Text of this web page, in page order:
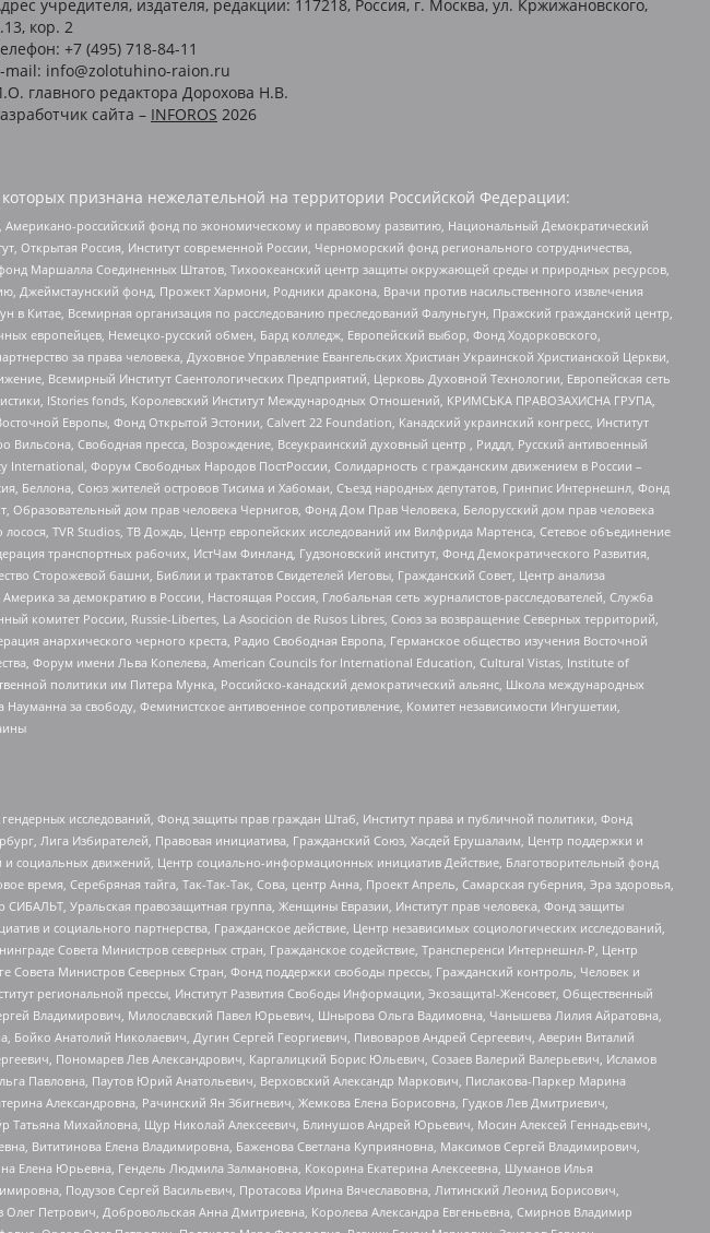
учредителя, издателя, редакции: 117218, Россия, г. Москва, ул. Кржижановского,
кор. 2
+7 (495) 718-84-11
mail: info@zolotuhino-raion.ru
главного редактора Дорохова Н.В.
сайта – INFOROS 2026
признана нежелательной на территории Российской Федерации:
российский фонд по экономическому и правовому развитию, Национальный Демократический
Открытая Россия, Институт современной России, Черноморский фонд регионального сотрудничества,
Маршалла Соединенных Штатов, Тихоокеанский центр защиты окружающей среды и природных ресурсов,
Джеймстаунский фонд, Прожект Хармони, Родники дракона, Врачи против насильственного извлечения
Китае, Всемирная организация по расследованию преследований Фалуньгун, Пражский гражданский центр,
европейцев, Немецко-русский обмен, Бард колледж, Европейский выбор, Фонд Ходорковского,
за права человека, Духовное Управление Евангельских Христиан Украинской Христианской Церкви,
Всемирный Институт Саентологических Предприятий, Церковь Духовной Технологии, Европейская сеть
IStories fonds, Королевский Институт Международных Отношений, КРИМСЬКА ПРАВОЗАХИСНА ГРУПА,
Европы, Фонд Открытой Эстонии, Calvert 22 Foundation, Канадский украинский конгресс, Институт
Свободная пресса, Возрождение, Всеукраинский духовный центр , Риддл, Русский антивоенный
Форум Свободных Народов ПостРоссии, Солидарность с гражданским движением в России –
Беллона, Союз жителей островов Тисима и Хабомаи, Съезд народных депутатов, Гринпис Интернешнл, Фонд
дом прав человека Чернигов, Фонд Дом Прав Человека, Белорусский дом прав человека
TVR Studios, ТВ Дождь, Центр европейских исследований им Вилфрида Мартенса, Сетевое объединение
транспортных рабочих, ИстЧам Финланд, Гудзоновский институт, Фонд Демократического Развития,
Сторожевой башни, Библии и трактатов Свидетелей Иеговы, Гражданский Совет, Центр анализа
за демократию в России, Настоящая Россия, Глобальная сеть журналистов-расследователей, Служба
комитет России, Russie-Libertes, La Asocicion de Rusos Libres, Союз за возвращение Северных территорий,
анархического черного креста, Радио Свободная Европа, Германское общество изучения Восточной
Форум имени Льва Копелева, American Councils for International Education, Cultural Vistas, Institute of
политики им Питера Мунка, Российско-канадский демократический альянс, Школа международных
за свободу, Феминистское антивоенное сопротивление, Комитет независимости Ингушетии,
исследований, Фонд защиты прав граждан Штаб, Институт права и публичной политики, Фонд
Лига Избирателей, Правовая инициатива, Гражданский Союз, Хасдей Ерушалаим, Центр поддержки и
социальных движений, Центр социально-информационных инициатив Действие, Благотворительный фонд
Серебряная тайга, Так-Так-Так, Сова, центр Анна, Проект Апрель, Самарская губерния, Эра здоровья,
Уральская правозащитная группа, Женщины Евразии, Институт прав человека, Фонд защиты
и социального партнерства, Гражданское действие, Центр независимых социологических исследований,
Совета Министров северных стран, Гражданское содействие, Трансперенси Интернешнл-Р, Центр
Министров Северных Стран, Фонд поддержки свободы прессы, Гражданский контроль, Человек и
региональной прессы, Институт Развития Свободы Информации, Экозащита!-Женсовет, Общественный
Владимирович, Милославский Павел Юрьевич, Шнырова Ольга Вадимовна, Чанышева Лилия Айратовна,
Бойко Анатолий Николаевич, Дугин Сергей Георгиевич, Пивоваров Андрей Сергеевич, Аверин Виталий
Пономарев Лев Александрович, Каргалицкий Борис Юльевич, Созаев Валерий Валерьевич, Исламов
Павловна, Паутов Юрий Анатольевич, Верховский Александр Маркович, Пислакова-Паркер Марина
Александровна, Рачинский Ян Збигневич, Жемкова Елена Борисовна, Гудков Лев Дмитриевич,
Михайловна, Щур Николай Алексеевич, Блинушов Андрей Юрьевич, Мосин Алексей Геннадьевич,
Вититинова Елена Владимировна, Баженова Светлана Куприяновна, Максимов Сергей Владимирович,
Елена Юрьевна, Гендель Людмила Залмановна, Кокорина Екатерина Алексеевна, Шуманов Илья
Подузов Сергей Васильевич, Протасова Ирина Вячеславовна, Литинский Леонид Борисович,
Петрович, Добровольская Анна Дмитриевна, Королева Александра Евгеньевна, Смирнов Владимир